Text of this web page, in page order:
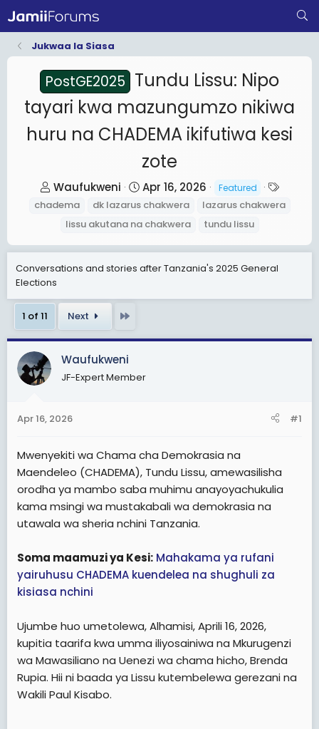
Jukwaa la Siasa
PostGE2025 Tundu Lissu: Nipo
tayari kwa mazungumzo nikiwa
huru na CHADEMA ikifutiwa kesi
zote
T
h
a
d
s
t
r
Waufukweni
S
t
a
t
d
Apr 16, 2026 Featured
T
a
chadema dk lazarus chakwera
lazarus chakwera
lissu akutana na chakwera
tundu lissu
Conversations and stories after Tanzania's 2025 General
Elections
1 of 11 Next
Waufukweni
JF-Expert Member
Apr 16, 2026 #1
Mwenyekiti wa Chama cha Demokrasia na
Maendeleo (CHADEMA), Tundu Lissu, amewasilisha
orodha ya mambo saba muhimu anayoyachukulia
kama msingi wa mustakabali wa demokrasia na
utawala wa sheria nchini Tanzania.
Soma maamuzi ya Kesi: Mahakama ya rufani
yairuhusu CHADEMA kuendelea na shughuli za
kisiasa nchini
Ujumbe huo umetolewa, Alhamisi, Aprili 16, 2026,
kupitia taarifa kwa umma iliyosainiwa na Mkurugenzi
wa Mawasiliano na Uenezi wa chama hicho, Brenda
Rupia. Hii ni baada ya Lissu kutembelewa gerezani na
Wakili Paul Kisabo.